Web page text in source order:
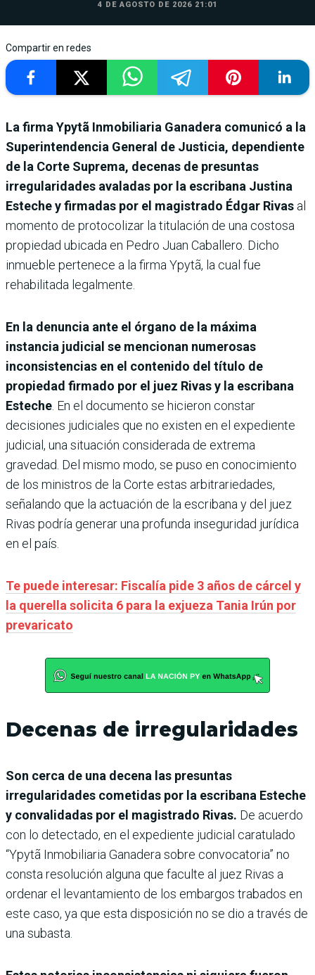
4 DE AGOSTO DE 2026 21:01
Compartir en redes
La firma Ypytã Inmobiliaria Ganadera comunicó a la
Superintendencia General de Justicia, dependiente
de la Corte Suprema, decenas de presuntas
irregularidades avaladas por la escribana Justina
Esteche y firmadas por el magistrado Édgar Rivas al
momento de protocolizar la titulación de una costosa
propiedad ubicada en Pedro Juan Caballero. Dicho
inmueble pertenece a la firma Ypytã, la cual fue
rehabilitada legalmente.
En la denuncia ante el órgano de la máxima
instancia judicial se mencionan numerosas
inconsistencias en el contenido del título de
propiedad firmado por el juez Rivas y la escribana
Esteche . En el documento se hicieron constar
decisiones judiciales que no existen en el expediente
judicial, una situación considerada de extrema
gravedad. Del mismo modo, se puso en conocimiento
de los ministros de la Corte estas arbitrariedades,
señalando que la actuación de la escribana y del juez
Rivas podría generar una profunda inseguridad jurídica
en el país.
Te puede interesar: Fiscalía pide 3 años de cárcel y
la querella solicita 6 para la exjueza Tania Irún por
prevaricato
Decenas de irregularidades
Son cerca de una decena las presuntas
irregularidades cometidas por la escribana Esteche
y convalidadas por el magistrado Rivas. De acuerdo
con lo detectado, en el expediente judicial caratulado
“Ypytã Inmobiliaria Ganadera sobre convocatoria” no
consta resolución alguna que faculte al juez Rivas a
ordenar el levantamiento de los embargos trabados en
este caso, ya que esta disposición no se dio a través de
una subasta.